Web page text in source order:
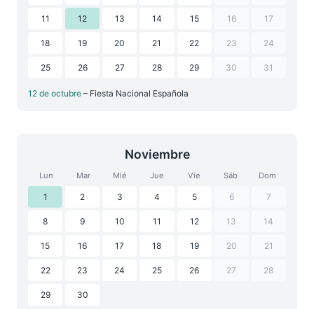
11 12 13 14 15 16 17
18 19 20 21 22 23 24
25 26 27 28 29 30 31
12 de octubre – Fiesta Nacional Española
Noviembre
Lun Mar Mié Jue Vie Sáb Dom
1 2 3 4 5 6 7
8 9 10 11 12 13 14
15 16 17 18 19 20 21
22 23 24 25 26 27 28
29 30